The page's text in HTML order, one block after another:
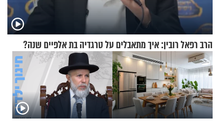
הרב רפאל רובין: איך מתאבלים על טרגדיה בת אלפיים שנה?